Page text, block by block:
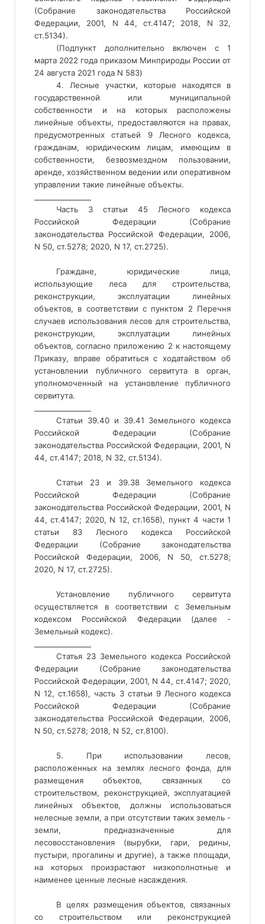
(Собрание законодательства Российской
Федерации, 2001, N 44, ст.4147; 2018, N 32,
ст.5134).
(Подпункт дополнительно включен с 1
марта 2022 года приказом Минприроды России от
24 августа 2021 года N 583)
4. Лесные участки, которые находятся в
государственной или муниципальной
собственности и на которых расположены
линейные объекты, предоставляются на правах,
предусмотренных статьей 9 Лесного кодекса,
гражданам, юридическим лицам, имеющим в
собственности, безвозмездном пользовании,
аренде, хозяйственном ведении или оперативном
управлении такие линейные объекты.
Часть 3 статьи 45 Лесного кодекса
Российской Федерации (Собрание
законодательства Российской Федерации, 2006,
N 50, ст.5278; 2020, N 17, ст.2725).
Граждане, юридические лица,
использующие леса для строительства,
реконструкции, эксплуатации линейных
объектов, в соответствии с пунктом 2 Перечня
случаев использования лесов для строительства,
реконструкции, эксплуатации линейных
объектов, согласно приложению 2 к настоящему
Приказу, вправе обратиться с ходатайством об
установлении публичного сервитута в орган,
уполномоченный на установление публичного
сервитута.
Статьи 39.40 и 39.41 Земельного кодекса
Российской Федерации (Собрание
законодательства Российской Федерации, 2001, N
44, ст.4147; 2018, N 32, ст.5134).
Статьи 23 и 39.38 Земельного кодекса
Российской Федерации (Собрание
законодательства Российской Федерации, 2001, N
44, ст.4147; 2020, N 12, ст.1658), пункт 4 части 1
статьи 83 Лесного кодекса Российской
Федерации (Собрание законодательства
Российской Федерации, 2006, N 50, ст.5278;
2020, N 17, ст.2725).
Установление публичного сервитута
осуществляется в соответствии с Земельным
кодексом Российской Федерации (далее -
Земельный кодекс).
Статья 23 Земельного кодекса Российской
Федерации (Собрание законодательства
Российской Федерации, 2001, N 44, ст.4147; 2020,
N 12, ст.1658), часть 3 статьи 9 Лесного кодекса
Российской Федерации (Собрание
законодательства Российской Федерации, 2006,
N 50, ст.5278; 2018, N 52, ст.8100).
5. При использовании лесов,
расположенных на землях лесного фонда, для
размещения объектов, связанных со
строительством, реконструкцией, эксплуатацией
линейных объектов, должны использоваться
нелесные земли, а при отсутствии таких земель -
земли, предназначенные для
лесовосстановления (вырубки, гари, редины,
пустыри, прогалины и другие), а также площади,
на которых произрастают низкополнотные и
наименее ценные лесные насаждения.
В целях размещения объектов, связанных
со строительством или реконструкцией